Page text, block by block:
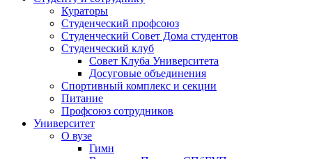
Кураторы
Студенческий профсоюз
Студенческий Совет Дома студентов
Студенческий клуб
Совет Клуба Университета
Досуговые объединения
Спортивный комплекс и секции
Питание
Профсоюз сотрудников
Университет
О вузе
Гимн